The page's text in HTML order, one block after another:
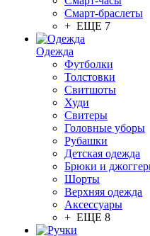
Смарт-браслеты
+ ЕЩЕ 7
Одежда
Футболки
Толстовки
Свитшоты
Худи
Свитеры
Головные уборы
Рубашки
Детская одежда
Брюки и
Шорты
Верхняя одежда
Аксессуары
+ ЕЩЕ 8